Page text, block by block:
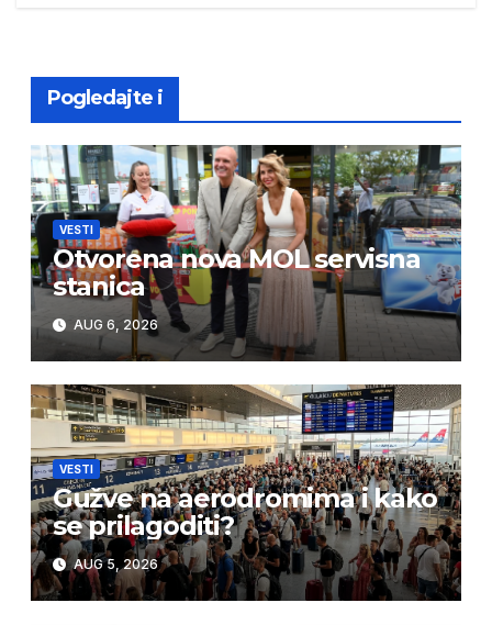
Pogledajte i
VESTI
Otvorena nova MOL servisna
stanica
AUG 6, 2026
VESTI
Gužve na aerodromima i kako
se prilagoditi?
AUG 5, 2026